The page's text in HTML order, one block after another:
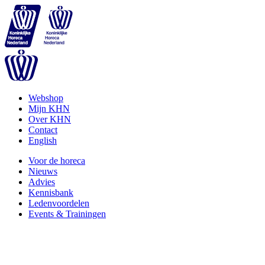
Webshop
Mijn KHN
Over KHN
Contact
English
Voor de horeca
Nieuws
Advies
Kennisbank
Ledenvoordelen
Events & Trainingen